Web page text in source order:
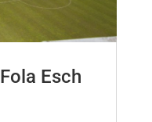
Esch